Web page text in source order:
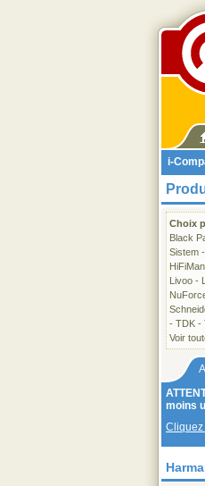
i-
Choix
Black
Sistem -
HiFiMan
Livoo -
- TDK -
Voir
moins
Cliquez